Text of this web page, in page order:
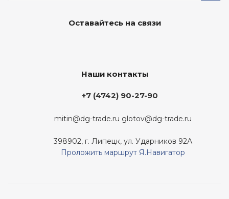
Оставайтесь на связи
Наши контакты
+7 (4742) 90-27-90
mitin@dg-trade.ru glotov@dg-trade.ru
398902, г. Липецк, ул. Ударников 92А
Проложить маршрут Я.Навигатор